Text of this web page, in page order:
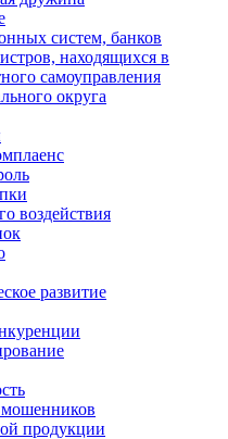
систем, банков
находящихся в
самоуправления
округа
воздействия
развитие
мошенников
продукции